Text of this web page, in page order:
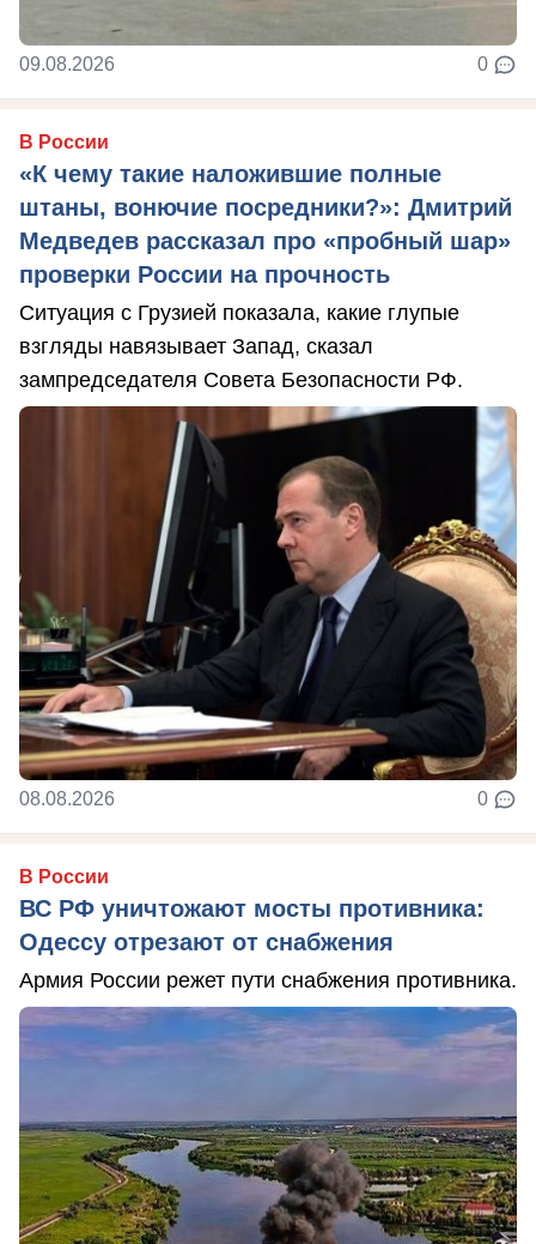
09.08.2026 0
В России
«К чему такие наложившие полные
штаны, вонючие посредники?»: Дмитрий
Медведев рассказал про «пробный шар»
проверки России на прочность
Ситуация с Грузией показала, какие глупые
взгляды навязывает Запад, сказал
зампредседателя Совета Безопасности РФ.
08.08.2026 0
В России
ВС РФ уничтожают мосты противника:
Одессу отрезают от снабжения
Армия России режет пути снабжения противника.